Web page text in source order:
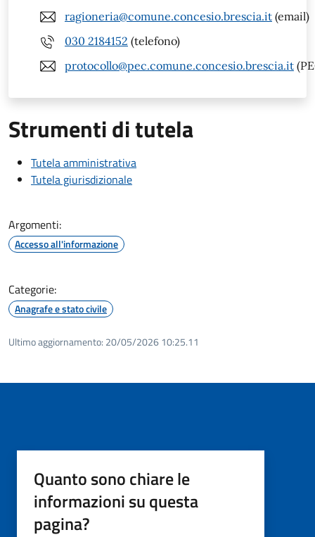
ragioneria@comune.concesio.brescia.it (email)
030 2184152 (telefono)
protocollo@pec.comune.concesio.brescia.it
Strumenti di tutela
Tutela amministrativa
Tutela giurisdizionale
Argomenti:
Accesso all'informazione
Categorie:
Anagrafe e stato civile
Ultimo aggiornamento: 20/05/2026 10:25.11
Quanto sono chiare le
informazioni su questa
pagina?